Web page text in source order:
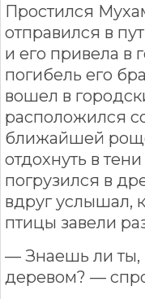
Простился
отправился в
и его привела в
погибель его
вошел в
расположился
ближайшей
отдохнуть в
погрузился в
вдруг услышал,
птицы завели
— Знаешь ли ты,
деревом? —